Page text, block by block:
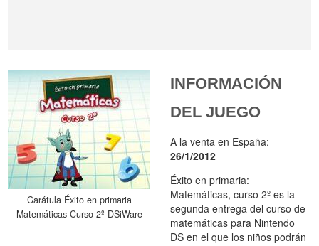
Carátula Éxito en primaria
Matemáticas Curso 2º DSiWare
INFORMACIÓN
DEL JUEGO
A la venta en España:
26/1/2012
Éxito en primaria:
Matemáticas, curso 2º es la
segunda entrega del curso de
matemáticas para Nintendo
DS en el que los niños podrán